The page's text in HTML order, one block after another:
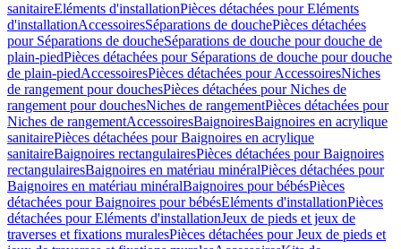
sanitaireEléments d'installationPièces détachées pour Eléments
d'installationAccessoiresSéparations de douchePièces détachées
pour Séparations de doucheSéparations de douche pour douche de
plain-piedPièces détachées pour Séparations de douche pour douche
de plain-piedAccessoiresPièces détachées pour AccessoiresNiches
de rangement pour douchesPièces détachées pour Niches de
rangement pour douchesNiches de rangementPièces détachées pour
Niches de rangementAccessoiresBaignoiresBaignoires en acrylique
sanitairePièces détachées pour Baignoires en acrylique
sanitaireBaignoires rectangulairesPièces détachées pour Baignoires
rectangulairesBaignoires en matériau minéralPièces détachées pour
Baignoires en matériau minéralBaignoires pour bébésPièces
détachées pour Baignoires pour bébésEléments d'installationPièces
détachées pour Eléments d'installationJeux de pieds et jeux de
traverses et fixations muralesPièces détachées pour Jeux de pieds et